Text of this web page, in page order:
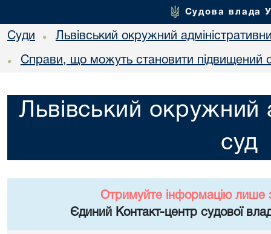
Судова влада
Суди • Львівський окружний
• Справи, що можуть становити підвищений
Львівський окружний
суд
Отримуйте інформацію лише
Єдиний Контакт-центр судової